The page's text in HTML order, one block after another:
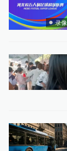
录像